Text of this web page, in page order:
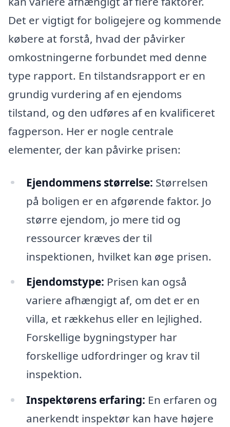
Det er vigtigt for boligejere og kommende
købere at forstå, hvad der påvirker
omkostningerne forbundet med denne
type rapport. En tilstandsrapport er en
grundig vurdering af en ejendoms
tilstand, og den udføres af en kvalificeret
fagperson. Her er nogle centrale
elementer, der kan påvirke prisen:
Ejendommens størrelse: Størrelsen
på boligen er en afgørende faktor. Jo
større ejendom, jo mere tid og
ressourcer kræves der til
inspektionen, hvilket kan øge prisen.
Ejendomstype: Prisen kan også
variere afhængigt af, om det er en
villa, et rækkehus eller en lejlighed.
Forskellige bygningstyper har
forskellige udfordringer og krav til
inspektion.
Inspektørens erfaring: En erfaren og
anerkendt inspektør kan have højere